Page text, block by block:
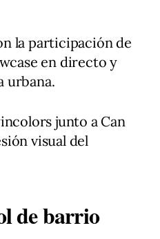
la participación de
en directo y
urbana.
junto a Can
visual del
de barrio